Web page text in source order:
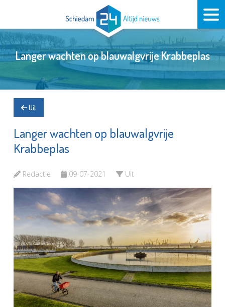
Langer wachten op blauwalgvrije Krabbeplas
Uit
Langer wachten op blauwalgvrije
Krabbeplas
Redactie 09-07-2021 Uit